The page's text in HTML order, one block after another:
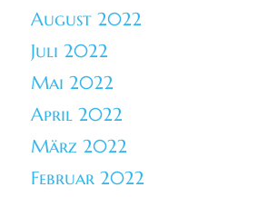
August 2022
Juli 2022
Mai 2022
April 2022
März 2022
Februar 2022